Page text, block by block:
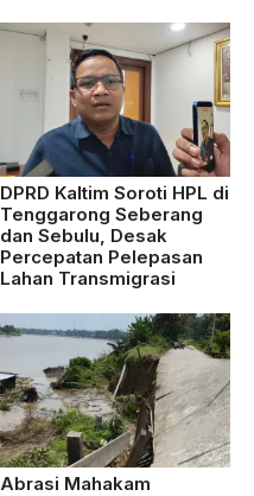
DPRD Kaltim Soroti HPL di
Tenggarong Seberang
dan Sebulu, Desak
Percepatan Pelepasan
Lahan Transmigrasi
Abrasi Mahakam